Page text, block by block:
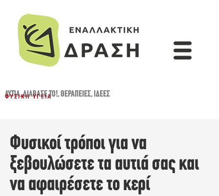
ΑΥΤΙΆ,ΔΙΆΒΑΣΈ ΤΟ!,ΘΕΡΑΠΕΊΕΣ,ΙΔΈΕΣ
ΦΥΣΙΚΉ ΥΓΕΊΑ
Φυσικοί τρόποι για να
ξεβουλώσετε τα αυτιά σας και
να αφαιρέσετε το κερί